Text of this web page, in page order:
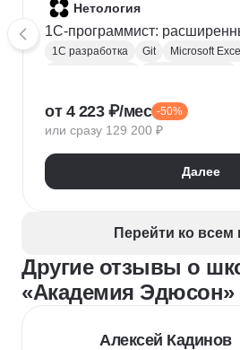
Нетология
1C-программист:
1С разработка Git
Microsoft Excel
Конфигурирование 1С
от 4 223 ₽/мес -50%
или сразу 129 200 ₽
Далее
Перейти ко всем
Другие отзывы о
«Академия Эдюсон»
Алексей Кадинов